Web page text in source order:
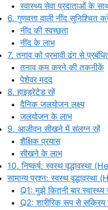
स्वास्थ्य सेवा प्रदाताओं के
6. गुणवत्ता वाली नींद सुनिश्चित
नींद की स्वच्छता
नींद के लाभ
7. तनाव को प्रभावी ढंग से
तनाव कम करने की तकनीकें
पेशेवर मदद
8. हाइड्रेटेड रहें
दैनिक जलयोजन लक्ष्य
जलयोजन के लाभ
9. आजीवन सीखने में संलग्न रहें
शैक्षिक प्रयास
सीखने के लाभ
10. निष्कर्ष: स्वस्थ वृद्धावस्था
सामान्य प्रश्न: स्वस्थ
Q1: मुझे कितनी बार स्वास्थ्य
Q2: शारीरिक रूप से